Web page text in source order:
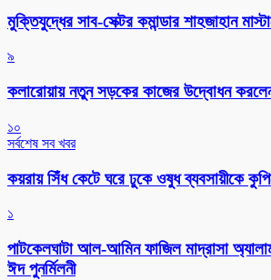
মুক্তিযুদ্ধের সাব-সেক্টর কমান্ডার শাহজাহান
৯
কলারোয়ায় নতুন সড়কের কাজের উদ্বোধন
১০
সর্বশেষ সব খবর
কয়রায় সিঁধ কেটে ঘরে ঢুকে ওষুধ ব্যবসায়ীকে
১
পাটকেলঘাটা আল-আমিন ফাজিল মাদ্রাসা
ঈদ পুনর্মিলনী